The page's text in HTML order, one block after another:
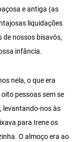
e antiga (as
liquidações
de nossos bisavós,
infância.
nela, o que era
pessoas sem se
levantando-nos às
para Irene os
O almoço era ao